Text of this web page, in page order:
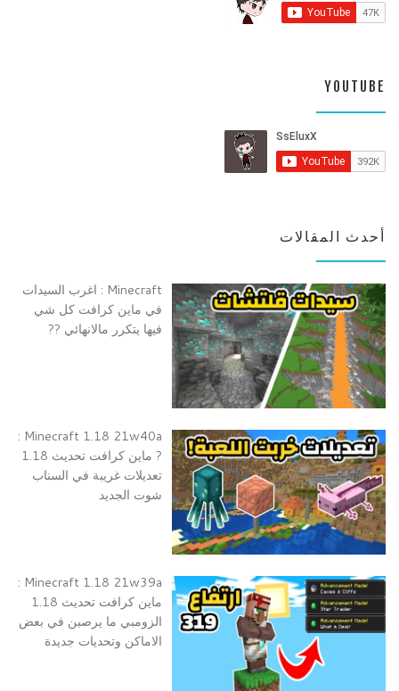
YOUTUBE
أحدث المقالات
Minecraft : اغرب السيدات
في ماين كرافت كل شي
فيها يتكرر مالانهائي ??
Minecraft 1.18 21w40a :
? ماين كرافت تحديث 1.18
تعديلات غريبة في السناب
شوت الجديد
Minecraft 1.18 21w39a :
ماين كرافت تحديث 1.18
الزومبي ما يرصبن في بعض
الاماكن وتحديات جديدة